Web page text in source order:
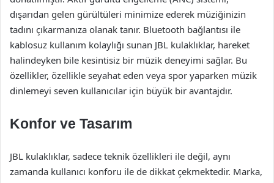
dışarıdan gelen gürültüleri minimize ederek müziğinizin
tadını çıkarmanıza olanak tanır. Bluetooth bağlantısı ile
kablosuz kullanım kolaylığı sunan JBL kulaklıklar, hareket
halindeyken bile kesintisiz bir müzik deneyimi sağlar. Bu
özellikler, özellikle seyahat eden veya spor yaparken müzik
dinlemeyi seven kullanıcılar için büyük bir avantajdır.
Konfor ve Tasarım
JBL kulaklıklar, sadece teknik özellikleri ile değil, aynı
zamanda kullanıcı konforu ile de dikkat çekmektedir. Marka,